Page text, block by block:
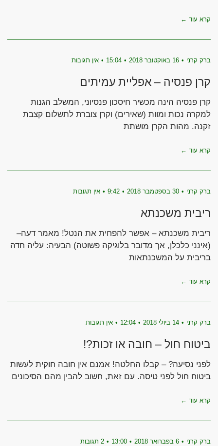
קרא עוד ←
ברק קרני 16 באוקטובר 2018 15:04 אין תגובות
קרן פנסיה – אפליית עמיתים
קרן פנסיה הינה מכשיר חיסכון פנסיוני, המשלב הגנות
למקרה נכות ומוות (שאירים) וקרן צוברת לתשלום קצבת
זקנה. מהות הקרן מושתת
קרא עוד ←
ברק קרני 30 בספטמבר 2018 9:42 אין תגובות
ריבית משכנתא
ריבית משכנתא – אפשר להפחית את הנטל! מאמר דעה–
(אינני כלכלן, אך מדובר בלוגיקה פשוטה) הבעיה: עליה חדה
בריבית על המשכנתאות
קרא עוד ←
ברק קרני 14 ביולי 2018 12:04 אין תגובות
ביטוח חול – חובה או זכות?!
לפני נסיעה? – קבלו החלטה! אמנם אין חובה חוקית לעשות
ביטוח חול לפני טיסה. עם זאת, חשוב להבין מהם הסיכונים
קרא עוד ←
ברק קרני 6 בפברואר 2018 13:00 2 תגובות